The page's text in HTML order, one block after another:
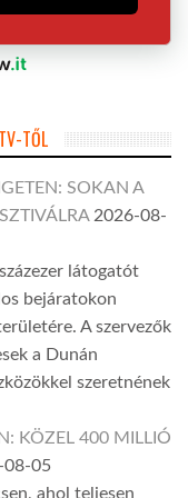
TŐL
SOKAN A
2026-08-
látogatót
bejáratokon
A szervezők
a Dunán
szeretnének
KÖZEL 400 MILLIÓ
08-05
ahol teljesen